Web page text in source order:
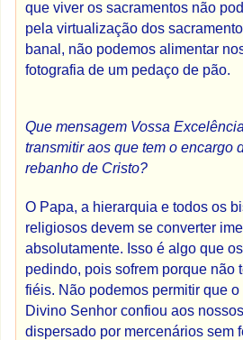
que viver os sacramentos não
pela virtualização dos
banal, não podemos alimentar
fotografia de um pedaço de pão.
Que mensagem Vossa
transmitir aos que tem o encargo
rebanho de Cristo?
O Papa, a hierarquia e todos os
religiosos devem se converter
absolutamente. Isso é algo que
pedindo, pois sofrem porque não
fiéis. Não podemos permitir que
Divino Senhor confiou aos
dispersado por mercenários sem